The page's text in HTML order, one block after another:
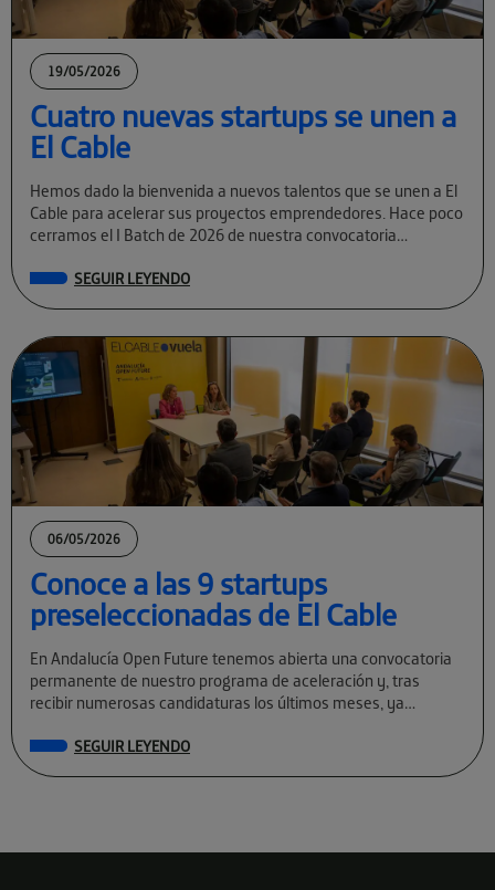
19/05/2026
Cuatro nuevas startups se unen a
El Cable
Hemos dado la bienvenida a nuevos talentos que se unen a El
Cable para acelerar sus proyectos emprendedores. Hace poco
cerramos el I Batch de 2026 de nuestra convocatoria
SEGUIR LEYENDO
06/05/2026
Conoce a las 9 startups
preseleccionadas de El Cable
En Andalucía Open Future tenemos abierta una convocatoria
permanente de nuestro programa de aceleración y, tras
recibir numerosas candidaturas los últimos meses, ya
SEGUIR LEYENDO